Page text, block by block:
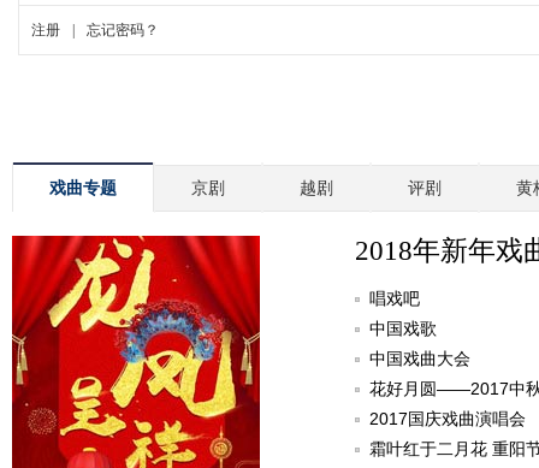
戏曲专题 京剧 越剧 评剧 黄
2018年新年戏
唱戏吧
中国戏歌
中国戏曲大会
花好月圆——2017中
2017国庆戏曲演唱会
霜叶红于二月花 重阳